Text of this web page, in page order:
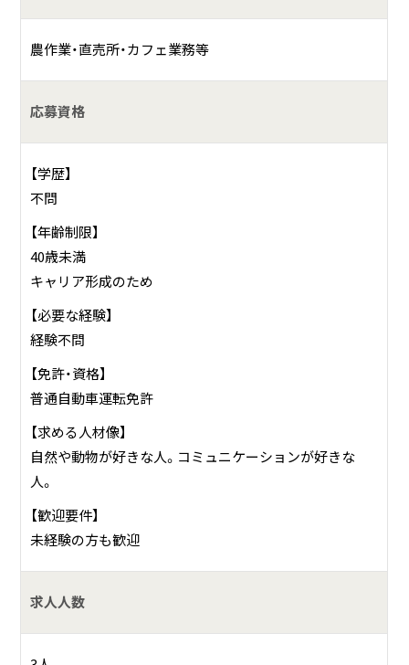
農作業・直売所・カフェ業務等
応募資格
【学歴】
不問
【年齢制限】
40歳未満
キャリア形成のため
【必要な経験】
経験不問
【免許・資格】
普通自動車運転免許
【求める人材像】
自然や動物が好きな人。コミュニケーションが好きな
人。
【歓迎要件】
未経験の方も歓迎
求人人数